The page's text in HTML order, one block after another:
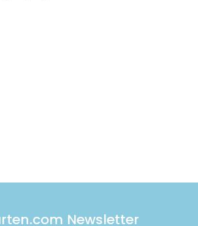
Newsletter